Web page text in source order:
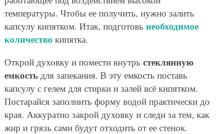
температуры. Чтобы ее получить, нужно залить
капсулу кипятком. Итак, подготовь необходимое
количество кипятка.
Открой духовку и помести внутрь стеклянную
емкостьдля запекания. В эту емкость поставь
капсулу с гелем для стирки и залей всё кипятком.
Постарайся заполнить форму водой практически до
края. Аккуратно закрой духовку и следи за тем, как
жир и грязь сами будут отходить от ее стенок.